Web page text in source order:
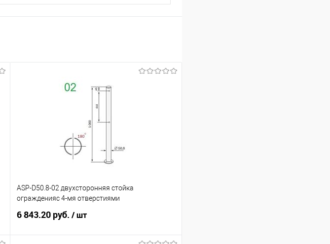
ASP-D50.8-02 двухсторонняя стойка
огражденияс 4-мя отверстиями
6 843.20 руб. / шт